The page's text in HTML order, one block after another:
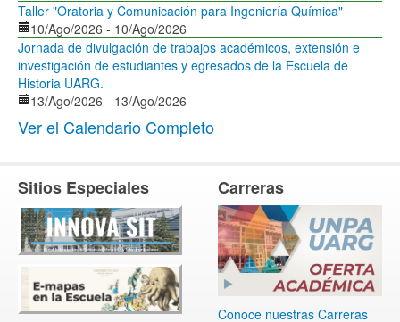
Taller "Oratoria y Comunicación para Ingeniería Química"
10/Ago/2026 - 10/Ago/2026
Jornada de divulgación de trabajos académicos, extensión e
investigación de estudiantes y egresados de la Escuela de
Historia UARG.
13/Ago/2026 - 13/Ago/2026
Ver el Calendario Completo
Sitios Especiales Carreras
Conoce nuestras Carreras